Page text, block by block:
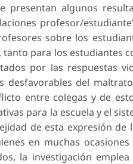
presentan algunos
profesor/
sobre los
tanto para los estudiantes
por las respuestas
desfavorables del
entre colegas y de
para la escuela y el
de esta expresión
en muchas
la investigación